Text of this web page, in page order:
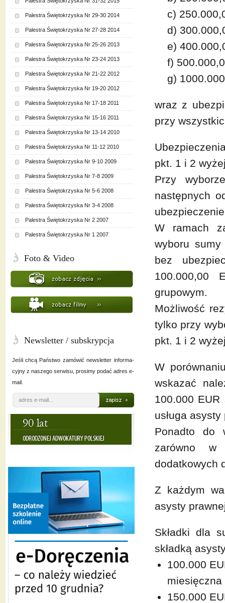
c)
d)
e)
f)
g)
wraz z
przy
pkt. 1 i 2
Przy
następnych
W ramach
wyboru
bez
100.000,00
grupowym.
Możliwość
tylko przy
pkt. 1 i 2
W
wskazać
100.000
usługa asysty
Ponadto do
zarówno w
dodatkowych
Z każdym
asysty
Składki dla
składką
100.000
miesięczna
150.000
Palestra Świętokrzyska Nr 29-30 2014
Palestra Świętokrzyska Nr 27-28 2014
Palestra Świętokrzyska Nr 25-26 2013
Palestra Świętokrzyska Nr 23-24 2013
Palestra Świętokrzyska Nr 21-22 2012
Palestra Świętokrzyska Nr 19-20 2012
Palestra Świętokrzyska Nr 17-18 2011
Palestra Świętokrzyska Nr 15-16 2011
Palestra Świętokrzyska Nr 13-14 2010
Palestra Świętokrzyska Nr 11-12 2010
Palestra Świętokrzyska Nr 9-10 2009
Palestra Świętokrzyska Nr 7-8 2009
Palestra Świętokrzyska Nr 5-6 2008
Palestra Świętokrzyska Nr 3-4 2008
Palestra Świętokrzyska Nr 2 2007
Palestra Świętokrzyska Nr 1 2007
Foto & Video
Newsletter / subskrypcja
Jeśli chcą Państwo zamówić newsletter informa-
cyjny z naszego serwisu, prosimy podać adres e-
mail.